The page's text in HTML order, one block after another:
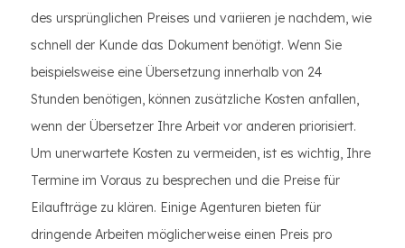
des ursprünglichen Preises und variieren je nachdem, wie
schnell der Kunde das Dokument benötigt. Wenn Sie
beispielsweise eine Übersetzung innerhalb von 24
Stunden benötigen, können zusätzliche Kosten anfallen,
wenn der Übersetzer Ihre Arbeit vor anderen priorisiert.
Um unerwartete Kosten zu vermeiden, ist es wichtig, Ihre
Termine im Voraus zu besprechen und die Preise für
Eilaufträge zu klären. Einige Agenturen bieten für
dringende Arbeiten möglicherweise einen Preis pro